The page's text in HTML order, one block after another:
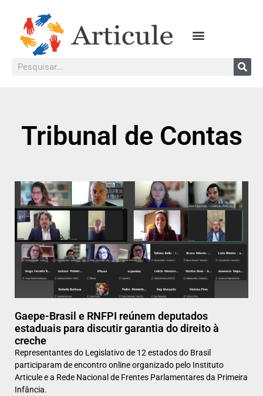
Tribunal de Contas
Gaepe-Brasil e RNFPI reúnem deputados
estaduais para discutir garantia do direito à
creche
Representantes do Legislativo de 12 estados do Brasil
participaram de encontro online organizado pelo Instituto
Articule e a Rede Nacional de Frentes Parlamentares da Primeira
Infância.